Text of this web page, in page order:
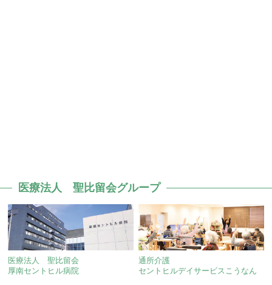
医療法人 聖比留会グループ
医療法人 聖比留会
厚南セントヒル病院
通所介護
セントヒルデイサービスこうなん